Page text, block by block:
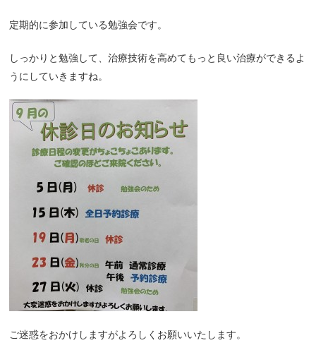
定期的に参加している勉強会です。
しっかりと勉強して、治療技術を高めてもっと良い治療ができるよ
うにしていきますね。
ご迷惑をおかけしますがよろしくお願いいたします。